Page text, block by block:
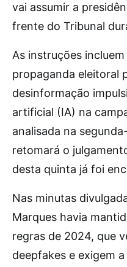
vai assumir a
frente do Tribunal
As instruções
propaganda eleitoral
desinformação
artificial (IA) na
analisada na
retomará o
desta quinta já foi
Nas minutas
Marques havia
regras de 2024, que
deepfakes e exigem